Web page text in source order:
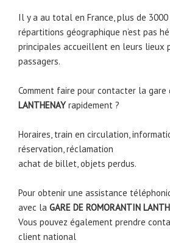
Il y a au total en France, plus de 3000
répartitions géographique n’est pas
principales accueillent en leurs lieux
passagers.
Comment faire pour contacter la gare
LANTHENAY rapidement ?
Horaires, train en circulation,
réservation, réclamation
achat de billet, objets perdus.
Pour obtenir une assistance
avec la GARE DE ROMORANTIN
Vous pouvez également prendre
client national